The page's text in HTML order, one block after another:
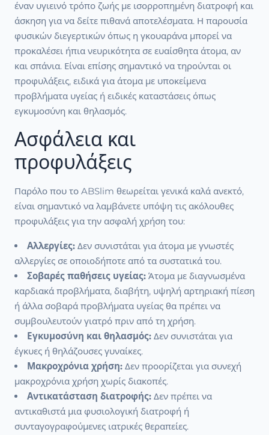
έναν υγιεινό τρόπο ζωής με ισορροπημένη διατροφή και
άσκηση για να δείτε πιθανά αποτελέσματα. Η παρουσία
φυσικών διεγερτικών όπως η γκουαράνα μπορεί να
προκαλέσει ήπια νευρικότητα σε ευαίσθητα άτομα, αν
και σπάνια. Είναι επίσης σημαντικό να τηρούνται οι
προφυλάξεις, ειδικά για άτομα με υποκείμενα
προβλήματα υγείας ή ειδικές καταστάσεις όπως
εγκυμοσύνη και θηλασμός.
Ασφάλεια και
προφυλάξεις
Παρόλο που το ABSlim θεωρείται γενικά καλά ανεκτό,
είναι σημαντικό να λαμβάνετε υπόψη τις ακόλουθες
προφυλάξεις για την ασφαλή χρήση του:
Αλλεργίες: Δεν συνιστάται για άτομα με γνωστές
αλλεργίες σε οποιοδήποτε από τα συστατικά του.
Σοβαρές παθήσεις υγείας: Άτομα με διαγνωσμένα
καρδιακά προβλήματα, διαβήτη, υψηλή αρτηριακή πίεση
ή άλλα σοβαρά προβλήματα υγείας θα πρέπει να
συμβουλευτούν γιατρό πριν από τη χρήση.
Εγκυμοσύνη και θηλασμός: Δεν συνιστάται για
έγκυες ή θηλάζουσες γυναίκες.
Μακροχρόνια χρήση: Δεν προορίζεται για συνεχή
μακροχρόνια χρήση χωρίς διακοπές.
Αντικατάσταση διατροφής: Δεν πρέπει να
αντικαθιστά μια φυσιολογική διατροφή ή
συνταγογραφούμενες ιατρικές θεραπείες.